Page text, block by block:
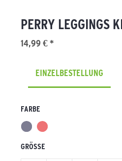
PERRY LEGGINGS
14,99 € *
EINZELBESTELLUNG
FARBE
GRÖSSE